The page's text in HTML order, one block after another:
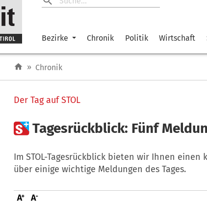
Bezirke Chronik Politik Wirtschaft
» Chronik
Der Tag auf STOL
Tagesrückblick: Fünf
Im STOL-Tagesrückblick bieten wir Ihnen
über einige wichtige Meldungen des Tages.